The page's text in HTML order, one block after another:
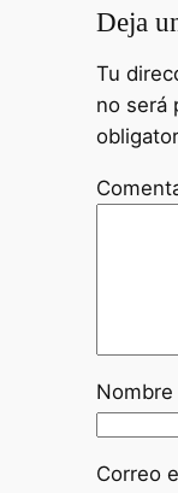
Deja
Tu
no será
Nombre
Correo